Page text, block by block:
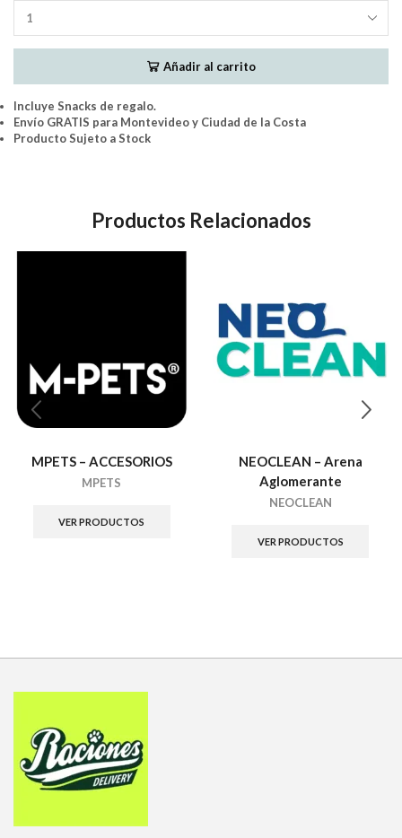
Añadir al carrito
Incluye Snacks de regalo.
Envío GRATIS para Montevideo y Ciudad de la Costa
Producto Sujeto a Stock
Productos Relacionados
MPETS – ACCESORIOS
MPETS
VER PRODUCTOS
NEOCLEAN – Arena
Aglomerante
NEOCLEAN
VER PRODUCTOS